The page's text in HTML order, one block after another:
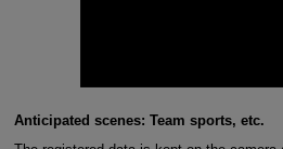
Anticipated scenes: Team sports, etc.